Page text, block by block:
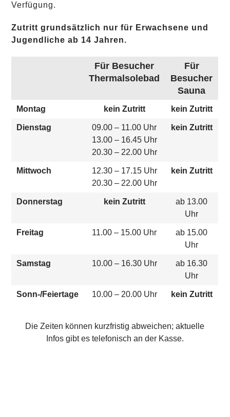
Verfügung.
Zutritt grundsätzlich nur für Erwachsene und
Jugendliche ab 14 Jahren.
Für Besucher
Thermalsolebad
Für
Besucher
Sauna
Montag kein Zutritt kein Zutritt
Dienstag
09.00 – 11.00 Uhr
13.00 – 16.45 Uhr
20.30 – 22.00 Uhr
kein Zutritt
Mittwoch
12.30 – 17.15 Uhr
20.30 – 22.00 Uhr
kein Zutritt
Donnerstag kein Zutritt
ab 13.00
Uhr
Freitag 11.00 – 15.00 Uhr
ab 15.00
Uhr
Samstag 10.00 – 16.30 Uhr
ab 16.30
Uhr
Sonn-/Feiertage 10.00 – 20.00 Uhr kein Zutritt
Die Zeiten können kurzfristig abweichen; aktuelle
Infos gibt es telefonisch an der Kasse.